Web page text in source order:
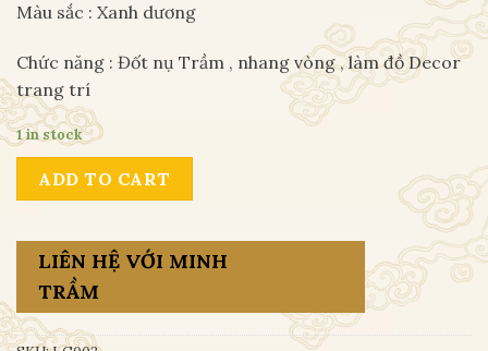
Màu sắc : Xanh dương
Chức năng : Đốt nụ Trầm , nhang vòng , làm đồ Decor
trang trí
1 in stock
ADD TO CART
LIÊN HỆ VỚI MINH
TRẦM